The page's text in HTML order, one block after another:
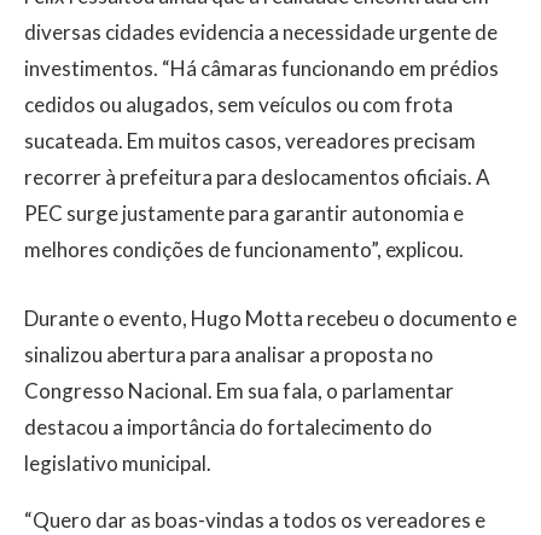
diversas cidades evidencia a necessidade urgente de
investimentos. “Há câmaras funcionando em prédios
cedidos ou alugados, sem veículos ou com frota
sucateada. Em muitos casos, vereadores precisam
recorrer à prefeitura para deslocamentos oficiais. A
PEC surge justamente para garantir autonomia e
melhores condições de funcionamento”, explicou.
Durante o evento, Hugo Motta recebeu o documento e
sinalizou abertura para analisar a proposta no
Congresso Nacional. Em sua fala, o parlamentar
destacou a importância do fortalecimento do
legislativo municipal.
“Quero dar as boas-vindas a todos os vereadores e